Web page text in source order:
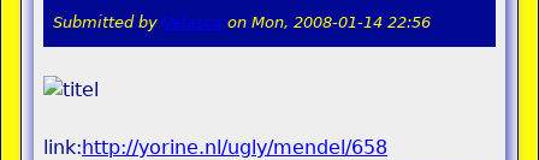
Submitted by Velasca on Mon, 2008-01-14 22:56
link:http://yorine.nl/ugly/mendel/658